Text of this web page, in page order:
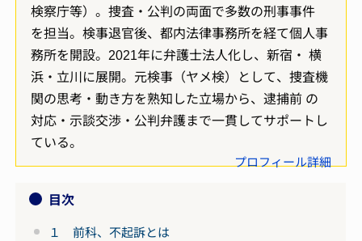
検察庁等）。捜査・公判の両面で多数の刑事事件
を担当。検事退官後、都内法律事務所を経て個人事
務所を開設。2021年に弁護士法人化し、新宿・ 横
浜・立川に展開。元検事（ヤメ検）として、捜査機
関の思考・動き方を熟知した立場から、逮捕前 の
対応・示談交渉・公判弁護まで一貫してサポートし
ている。
プロフィール詳細
目次
１ 前科、不起訴とは